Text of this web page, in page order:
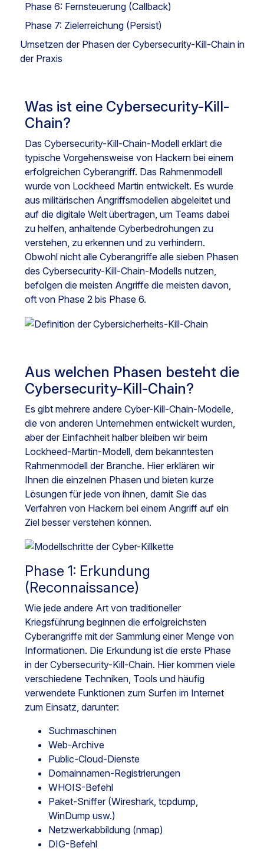
Phase 6: Fernsteuerung (Callback)
Phase 7: Zielerreichung (Persist)
Umsetzen der Phasen der Cybersecurity-Kill-Chain in
der Praxis
Was ist eine Cybersecurity-Kill-
Chain?
Das Cybersecurity-Kill-Chain-Modell erklärt die
typische Vorgehensweise von Hackern bei einem
erfolgreichen Cyberangriff. Das Rahmenmodell
wurde von Lockheed Martin entwickelt. Es wurde
aus militärischen Angriffsmodellen abgeleitet und
auf die digitale Welt übertragen, um Teams dabei
zu helfen, anhaltende Cyberbedrohungen zu
verstehen, zu erkennen und zu verhindern.
Obwohl nicht alle Cyberangriffe alle sieben Phasen
des Cybersecurity-Kill-Chain-Modells nutzen,
befolgen die meisten Angriffe die meisten davon,
oft von Phase 2 bis Phase 6.
Aus welchen Phasen besteht die
Cybersecurity-Kill-Chain?
Es gibt mehrere andere Cyber-Kill-Chain-Modelle,
die von anderen Unternehmen entwickelt wurden,
aber der Einfachheit halber bleiben wir beim
Lockheed-Martin-Modell, dem bekanntesten
Rahmenmodell der Branche. Hier erklären wir
Ihnen die einzelnen Phasen und bieten kurze
Lösungen für jede von ihnen, damit Sie das
Verfahren von Hackern bei einem Angriff auf ein
Ziel besser verstehen können.
Phase 1: Erkundung
(Reconnaissance)
Wie jede andere Art von traditioneller
Kriegsführung beginnen die erfolgreichsten
Cyberangriffe mit der Sammlung einer Menge von
Informationen. Die Erkundung ist die erste Phase
in der Cybersecurity-Kill-Chain. Hier kommen viele
verschiedene Techniken, Tools und häufig
verwendete Funktionen zum Surfen im Internet
zum Einsatz, darunter:
Suchmaschinen
Web-Archive
Public-Cloud-Dienste
Domainnamen-Registrierungen
WHOIS-Befehl
Paket-Sniffer (Wireshark, tcpdump,
WinDump usw.)
Netzwerkabbildung (nmap)
DIG-Befehl